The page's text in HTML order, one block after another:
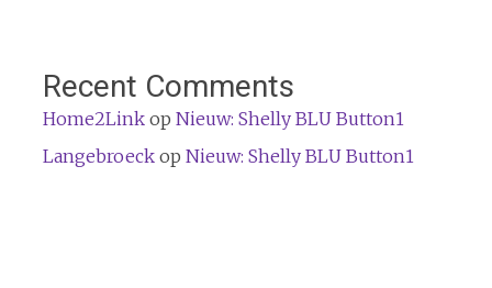
Recent Comments
Home2Linkop Nieuw: Shelly BLU Button1
Langebroeckop Nieuw: Shelly BLU Button1